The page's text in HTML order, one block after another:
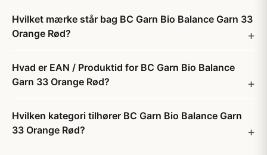
Hvilket mærke står bag BC Garn Bio Balance Garn 33
Orange Rød?
Hvad er EAN / Produktid for BC Garn Bio Balance
Garn 33 Orange Rød?
Hvilken kategori tilhører BC Garn Bio Balance Garn
33 Orange Rød?